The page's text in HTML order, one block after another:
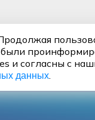
были
и согласны с
данных.